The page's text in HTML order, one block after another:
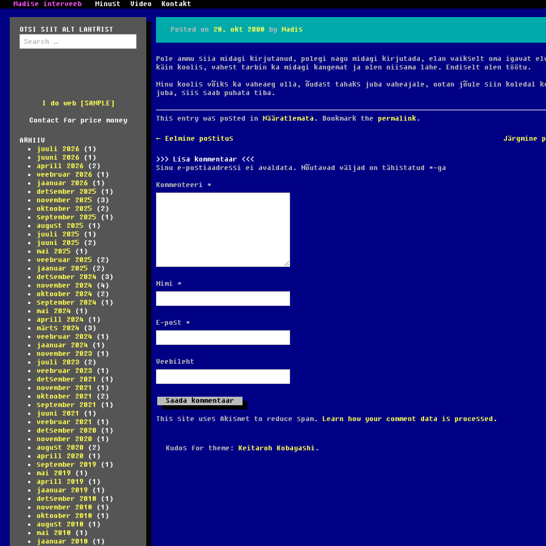
Madise interveeb Minust Video Kontakt
OTSI SIIT ALT LAHTRIST
Search
for:
I do web [SAMPLE]
Contact for price money
ARHIIV
juuli 2026 (1)
juuni 2026 (1)
aprill 2026 (2)
veebruar 2026 (1)
jaanuar 2026 (1)
detsember 2025 (1)
november 2025 (3)
oktoober 2025 (2)
september 2025 (1)
august 2025 (1)
juuli 2025 (1)
juuni 2025 (2)
mai 2025 (1)
veebruar 2025 (2)
jaanuar 2025 (2)
detsember 2024 (3)
november 2024 (4)
oktoober 2024 (2)
september 2024 (1)
mai 2024 (1)
aprill 2024 (1)
märts 2024 (3)
veebruar 2024 (1)
jaanuar 2024 (1)
november 2023 (1)
juuli 2023 (2)
veebruar 2023 (1)
detsember 2021
(1)
november 2021
(1)
oktoober 2021
(2)
september 2021
(1)
juuni 2021
(1)
veebruar 2021
(1)
detsember 2020 (1)
november 2020 (1)
august 2020 (2)
aprill 2020 (1)
september 2019 (1)
mai 2019 (1)
aprill 2019 (1)
jaanuar 2019 (1)
detsember 2018 (1)
november 2018 (1)
oktoober 2018 (1)
august 2018 (1)
mai 2018 (1)
jaanuar 2018 (1)
Posted on 28. okt 2008 by Madis
Pole ammu siia midagi kirjutanud, polegi nagu midagi kirjutada, elan vaikselt oma igavat
käin koolis, vahest tarbin ka midagi kangemat ja olen niisama lahe. Endiselt olen töötu.
Minu koolis võiks ka vaheaeg olla, õudast tahaks juba vaheajale, ootan jõule siin koledal
juba, siis saab puhata tiba.
This entry was posted in Määratlemata . Bookmark the permalink .
POST
← Eelmine postitus Järgmine
Lisa kommentaar
Sinu e-postiaadressi ei avaldata. Nõutavad väljad on tähistatud *-ga
Kommenteeri *
Nimi *
E-post *
Veebileht
This site uses Akismet to reduce spam. Learn how your comment data is processed.
Kudos for theme: Keitaroh Kobayashi .